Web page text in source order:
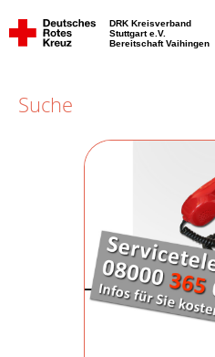
DRK Kreisverband
Stuttgart e.V.
Bereitschaft Vaihingen
Suche